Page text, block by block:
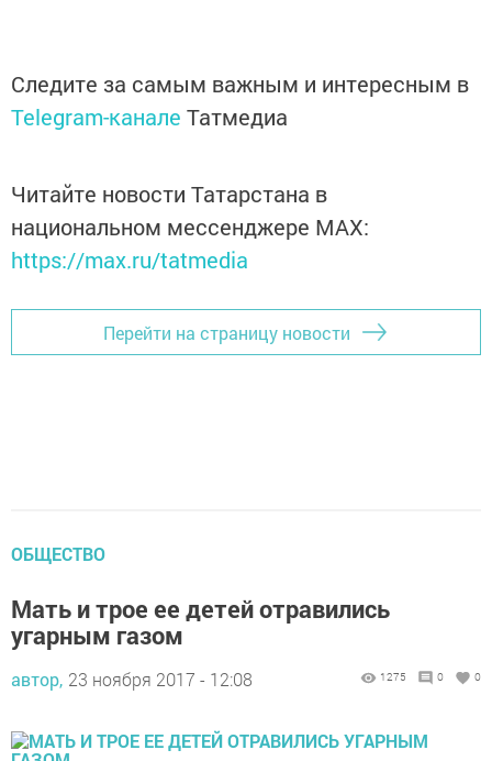
Следите за самым важным и интересным в
Telegram-канале Татмедиа
Читайте новости Татарстана в
национальном мессенджере MАХ:
https://max.ru/tatmedia
Перейти на страницу новости
ОБЩЕСТВО
Мать и трое ее детей отравились
угарным газом
автор, 23 ноября 2017 - 12:08 1275 0 0